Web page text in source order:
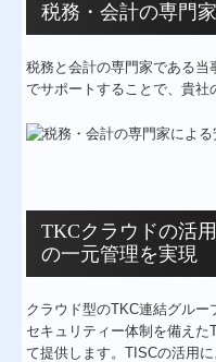
税務・会計の専門
税務と会計の専門家である当
でサポートすることで、貴社
TKCクラウドの活
の一元管理を実現
クラウド型のTKC連結グルー
セキュリティー体制を備え
て提供します。TISCの活用